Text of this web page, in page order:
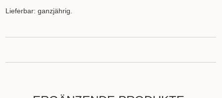
Lieferbar: ganzjährig.